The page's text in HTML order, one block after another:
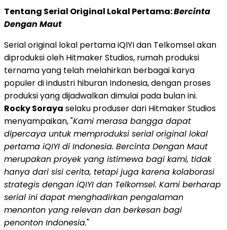
Tentang Serial Original Lokal Pertama:Bercinta
Dengan Maut
Serial original lokal pertama iQIYI dan Telkomsel akan
diproduksi oleh Hitmaker Studios, rumah produksi
ternama yang telah melahirkan berbagai karya
populer di industri hiburan Indonesia, dengan proses
produksi yang dijadwalkan dimulai pada bulan ini.
Rocky Soraya selaku produser dari Hitmaker Studios
menyampaikan, "Kami merasa bangga dapat
dipercaya untuk memproduksi serial original lokal
pertama iQIYI di Indonesia. Bercinta Dengan Maut
merupakan proyek yang istimewa bagi kami, tidak
hanya dari sisi cerita, tetapi juga karena kolaborasi
strategis dengan iQIYI dan Telkomsel. Kami berharap
serial ini dapat menghadirkan pengalaman
menonton yang relevan dan berkesan bagi
penonton Indonesia."